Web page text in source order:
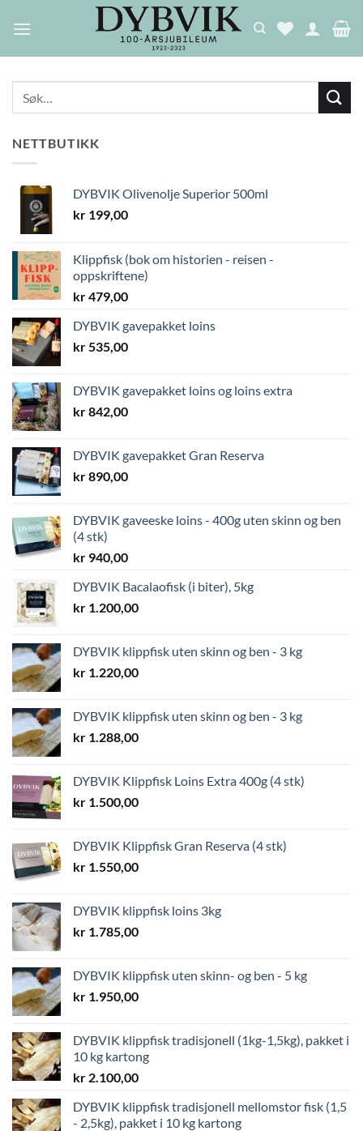
NETTBUTIKK
DYBVIK Olivenolje Superior 500ml
kr 199,00
Klippfisk (bok om historien - reisen -
oppskriftene)
kr479,00
DYBVIK gavepakket loins
kr 535,00
DYBVIK gavepakket loins og loins extra
kr842,00
DYBVIK gavepakket Gran Reserva
kr890,00
DYBVIK gaveeske loins - 400g uten skinn og ben
(4 stk)
kr 940,00
DYBVIK Bacalaofisk (i biter), 5kg
kr 1.200,00
DYBVIK klippfisk uten skinn og ben - 3 kg
kr 1.220,00
DYBVIK klippfisk uten skinn og ben - 3 kg
kr 1.288,00
DYBVIK Klippfisk Loins Extra 400g (4 stk)
kr 1.500,00
DYBVIK Klippfisk Gran Reserva (4 stk)
kr 1.550,00
DYBVIK klippfisk loins 3kg
kr 1.785,00
DYBVIK klippfisk uten skinn- og ben - 5 kg
kr 1.950,00
DYBVIK klippfisk tradisjonell (1kg-1,5kg), pakket i
10 kg kartong
kr 2.100,00
DYBVIK klippfisk tradisjonell mellomstor fisk (1,5
- 2,5kg), pakket i 10 kg kartong